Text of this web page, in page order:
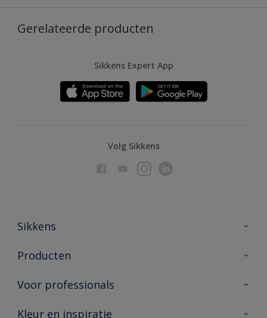
Gerelateerde producten
Sikkens Expert App
Volg Sikkens
Sikkens
Over Sikkens
Duurzaamheid
Producten
Producten voor binnen
Voor professionals
Advies & service
Kleur en inspiratie